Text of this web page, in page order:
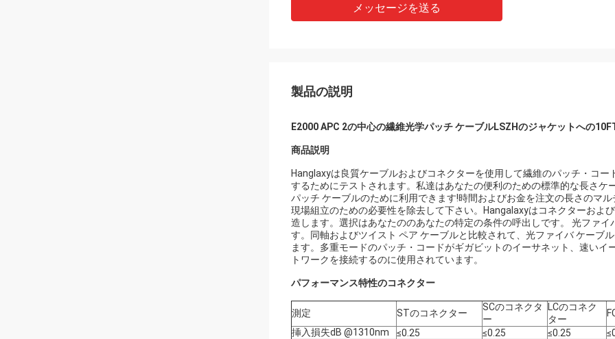
メッセージ 折り返しご連絡いたします！
メッセージを送る
製品の説明
E2000 APC 2の中心の繊維光学パッチ ケーブルLSZHのジャケットへの
商品説明
Hanglaxyは良質ケーブルおよびコネクターを使用して繊維のパッチ・コ
するためにテストされます。私達はあなたの便利のための標準的な長さ
パッチ ケーブルのために利用できます!時間およびお金を注文の長さのマ
現場組立のための必要性を除去して下さい。Hangalaxyはコネクターおよ
造します。選択はあなたののあなたの特定の条件の呼出しです。 光ファ
す。同軸およびツイスト ペア ケーブルと比較されて、光ファイバ ケーブ
ます。多重モードのパッチ・コードがギガビットのイーサネット、速い
トワークを接続するのに使用されています。
パフォーマンス特性のコネクター
測定 STのコネクター
SCのコネクタ
ー
LCのコネク
ター
挿入損失dB @1310nm
≤0.25 ≤0.25 ≤0.25